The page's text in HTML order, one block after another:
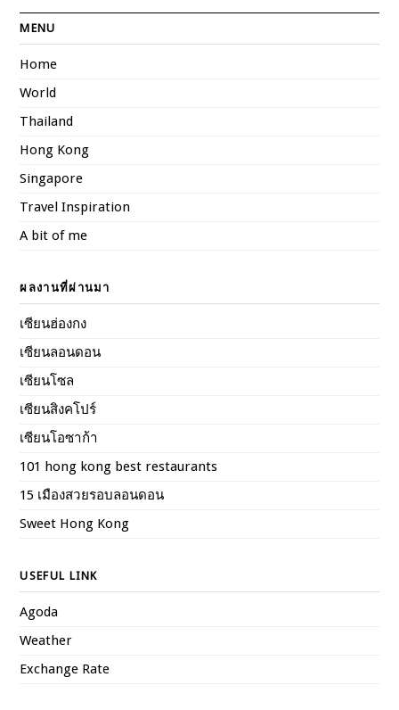
MENU
Home
World
Thailand
Hong Kong
Singapore
Travel Inspiration
A bit of me
ผลงานที่ผ่านมา
เซียนฮ่องกง
เซียนลอนดอน
เซียนโซล
เซียนสิงคโปร์
เซียนโอซาก้า
101 hong kong best restaurants
15 เมืองสวยรอบลอนดอน
Sweet Hong Kong
USEFUL LINK
Agoda
Weather
Exchange Rate